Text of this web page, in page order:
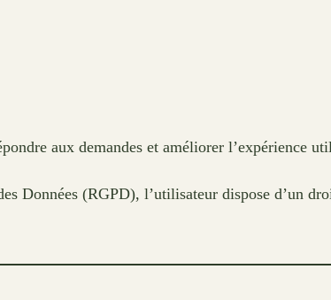
aux demandes et améliorer l’expérience
Données (RGPD), l’utilisateur dispose d’un